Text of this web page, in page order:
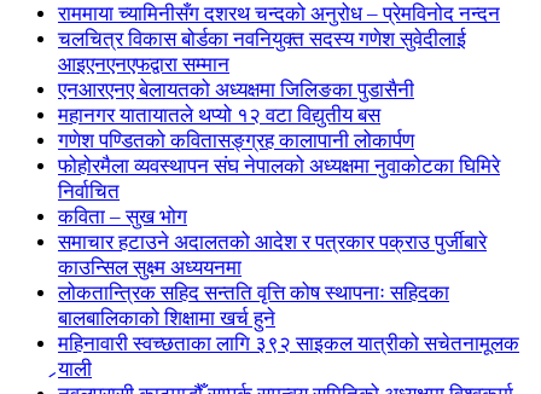
राममाया च्यामिनीसँग दशरथ चन्दको अनुरोध – प्रेमविनोद नन्दन
चलचित्र विकास बोर्डका नवनियुक्त सदस्य गणेश सुवेदीलाई
आइएनएनएफद्वारा सम्मान
एनआरएनए बेलायतको अध्यक्षमा जिलिङका पुडासैनी
महानगर यातायातले थप्यो १२ वटा विद्युतीय बस
गणेश पण्डितको कवितासङ्ग्रह कालापानी लोकार्पण
फोहोरमैला व्यवस्थापन संघ नेपालको अध्यक्षमा नुवाकोटका घिमिरे
निर्वाचित
कविता – सुख भोग
समाचार हटाउने अदालतको आदेश र पत्रकार पक्राउ पुर्जीबारे
काउन्सिल सुक्ष्म अध्ययनमा
लोकतान्त्रिक सहिद सन्तति वृत्ति कोष स्थापनाः सहिदका
बालबालिकाको शिक्षामा खर्च हुने
महिनावारी स्वच्छताका लागि ३९२ साइकल यात्रीको सचेतनामूलक
र्‍याली